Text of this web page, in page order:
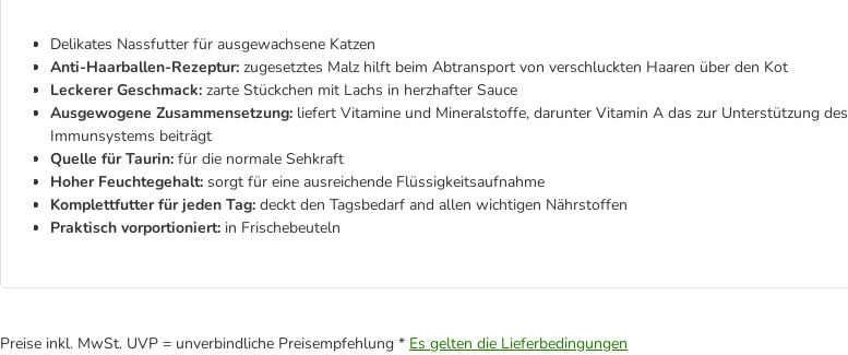
Delikates Nassfutter für ausgewachsene Katzen
Anti-Haarballen-Rezeptur: zugesetztes Malz hilft beim Abtransport von verschluckten Haaren über den Kot
Leckerer Geschmack: zarte Stückchen mit Lachs in herzhafter Sauce
Ausgewogene Zusammensetzung: liefert Vitamine und Mineralstoffe, darunter Vitamin A das zur Unterstützung des
Immunsystems beiträgt
Quelle für Taurin: für die normale Sehkraft
Hoher Feuchtegehalt: sorgt für eine ausreichende Flüssigkeitsaufnahme
Komplettfutter für jeden Tag: deckt den Tagsbedarf and allen wichtigen Nährstoffen
Praktisch vorportioniert: in Frischebeuteln
Preise inkl. MwSt. UVP = unverbindliche Preisempfehlung * Es gelten die Lieferbedingungen